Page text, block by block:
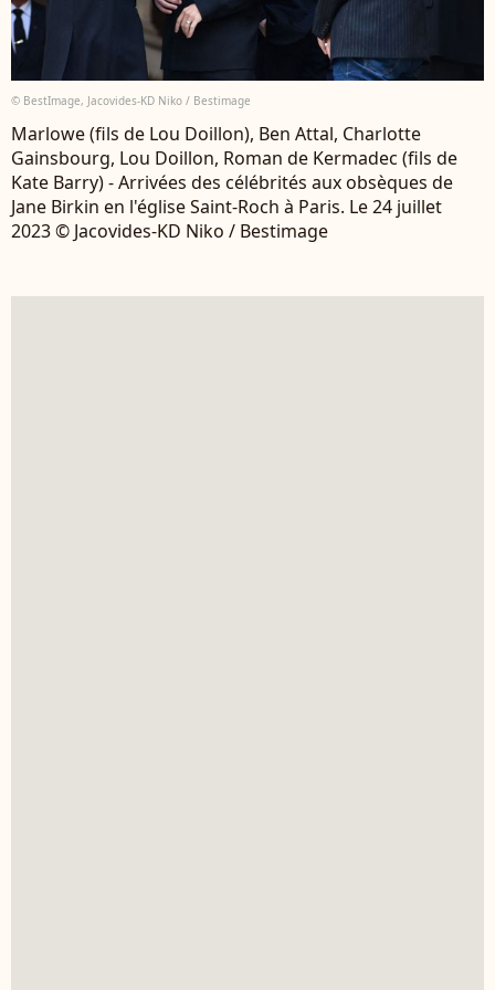
© BestImage, Jacovides-KD Niko / Bestimage
Marlowe (fils de Lou Doillon), Ben Attal, Charlotte
Gainsbourg, Lou Doillon, Roman de Kermadec (fils de
Kate Barry) - Arrivées des célébrités aux obsèques de
Jane Birkin en l'église Saint-Roch à Paris. Le 24 juillet
2023 © Jacovides-KD Niko / Bestimage